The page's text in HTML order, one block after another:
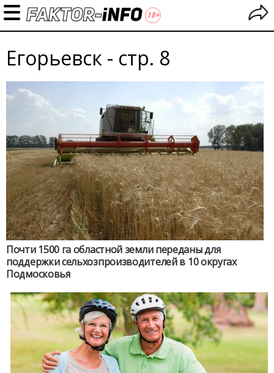
Егорьевск - стр. 8
Почти 1500 га областной земли переданы для
поддержки сельхозпроизводителей в 10 округах
Подмосковья